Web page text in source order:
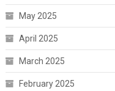
May 2025
April 2025
March 2025
February 2025